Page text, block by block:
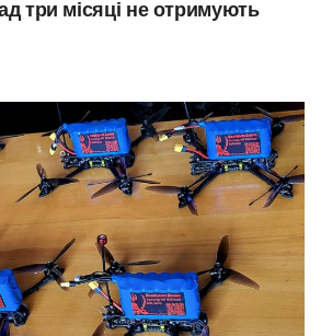
три місяці не отримують